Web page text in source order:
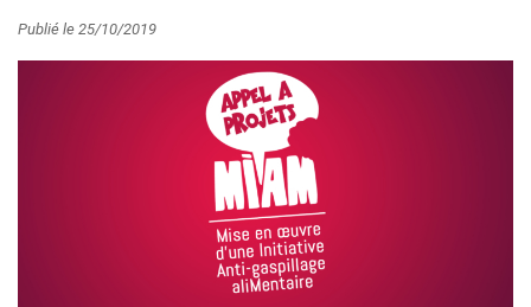
Publié le 25/10/2019